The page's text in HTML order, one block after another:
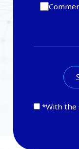
*With the